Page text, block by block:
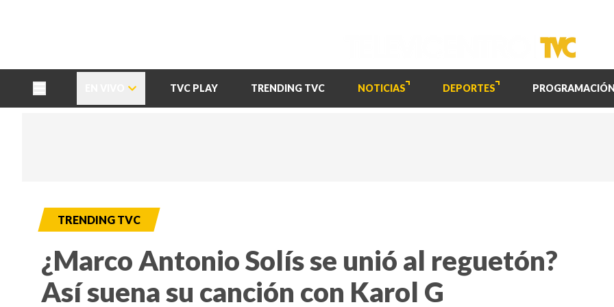
TVC PLAY TRENDING TVC NOTICIAS DEPORTES PROGRAMACIÓN
TRENDING TVC
¿Marco Antonio Solís se unió al reguetón?
Así suena su canción con Karol G